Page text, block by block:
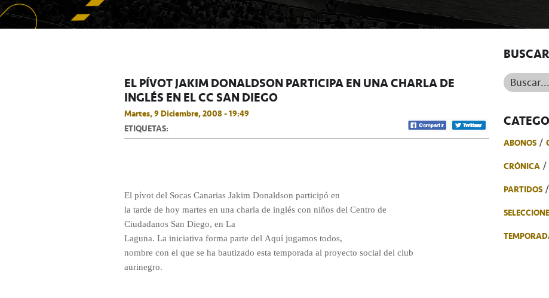
EL PÍVOT JAKIM DONALDSON PARTICIPA EN UNA CHARLA DE
INGLÉS EN EL CC SAN DIEGO
Martes, 9 Diciembre, 2008 - 19:49
ETIQUETAS:
El pívot del Socas Canarias Jakim Donaldson participó en
la tarde de hoy martes en una charla de inglés con niños del Centro de
Ciudadanos San Diego, en La
Laguna. La iniciativa forma parte del Aquí jugamos todos,
nombre con el que se ha bautizado esta temporada al proyecto social del club
aurinegro.
BUSCAR
Buscar...
ABONOS
CRÓNICA
PARTIDOS